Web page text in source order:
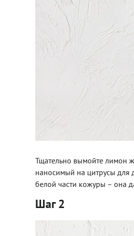
Тщательно вымойте лимон
наносимый на цитрусы для
белой части кожуры – она
Шаг 2